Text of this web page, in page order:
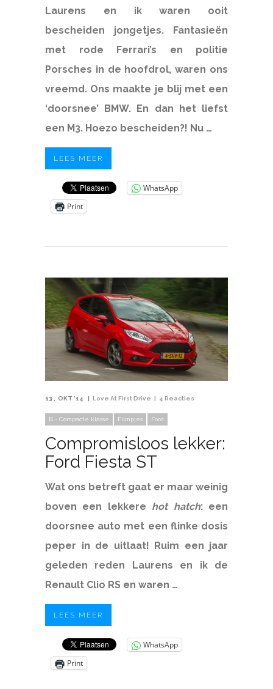
Laurens en ik waren ooit
bescheiden jongetjes. Fantasieën
met rode Ferrari’s en politie
Porsches in de hoofdrol, waren ons
vreemd. Ons maakte je blij met een
‘doorsnee’ BMW. En dan het liefst
een M3. Hoezo bescheiden?! Nu …
LEES MEER
WhatsApp
Print
13 OKT '14 Love At First Drive 4 Reacties
B - Compacte klasse Filmpjes Ford
Compromisloos lekker:
Ford Fiesta ST
Wat ons betreft gaat er maar weinig
boven een lekkere hot hatch: een
doorsnee auto met een flinke dosis
peper in de uitlaat! Ruim een jaar
geleden reden Laurens en ik de
Renault Clio RS en waren …
LEES MEER
WhatsApp
Print